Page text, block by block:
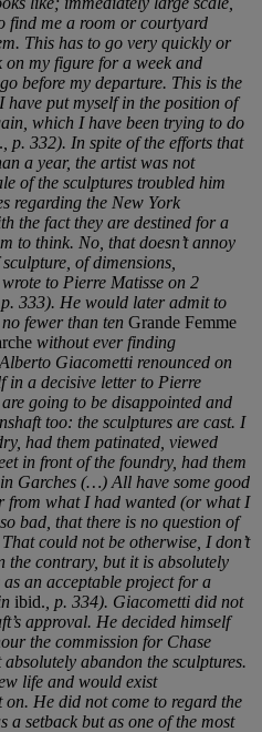
find me a room or courtyard
This has to go very quickly or
my figure for a week and
before my departure. This is the
have put myself in the position of
which I have been trying to do
, p. 332). In spite of the efforts that
a year, the artist was not
of the sculptures troubled him
regarding the New York
the fact they are destined for a
to think. No, that doesn’t annoy
of dimensions,
to Pierre Matisse on 2
p. 333). He would later admit to
fewer than ten Grande Femme
without ever finding
Giacometti renounced on
in a decisive letter to Pierre
going to be disappointed and
too: the sculptures are cast. I
had them patinated, viewed
in front of the foundry, had them
Garches (…) All have some good
from what I had wanted (or what I
bad, that there is no question of
could not be otherwise, I don’t
the contrary, but it is absolutely
an acceptable project for a
ibid. , p. 334). Giacometti did not
approval. He decided himself
the commission for Chase
abandon the sculptures.
life and would exist
He did not come to regard the
a setback but as one of the most